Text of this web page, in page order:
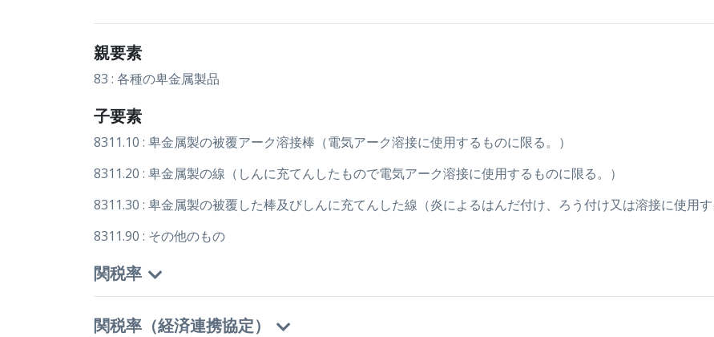
親要素
83 : 各種の卑金属製品
子要素
8311.10 : 卑金属製の被覆アーク溶接棒（電気アーク溶接に使用するものに限る。）
8311.20 : 卑金属製の線（しんに充てんしたもので電気アーク溶接に使用するものに限る。）
8311.30 : 卑金属製の被覆した棒及びしんに充てんした線（炎によるはんだ付け、ろう付け又は溶接に使用す
8311.90 : その他のもの
関税率
関税率（経済連携協定）